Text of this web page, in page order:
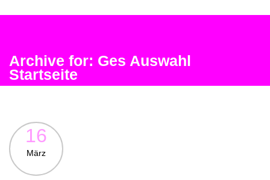
Archive for: Ges Auswahl
Startseite
16
März